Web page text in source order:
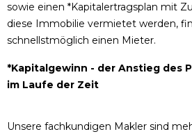
sowie einen *Kapitalertragsplan mit
diese Immobilie vermietet werden,
schnellstmöglich einen Mieter.
*Kapitalgewinn - der Anstieg des
im Laufe der Zeit
Unsere fachkundigen Makler sind